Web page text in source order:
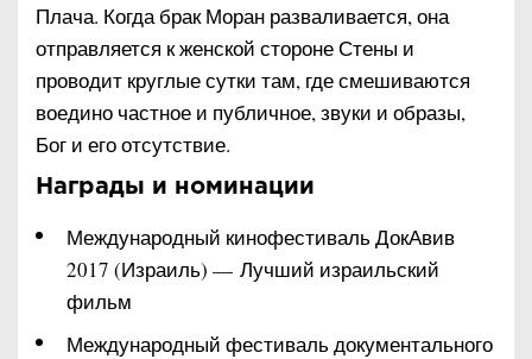
Плача. Когда брак Моран разваливается, она
отправляется к женской стороне Стены и
проводит круглые сутки там, где смешиваются
воедино частное и публичное, звуки и образы,
Бог и его отсутствие.
Награды и номинации
Международный кинофестиваль ДокАвив
2017 (Израиль) — Лучший израильский
фильм
Международный фестиваль документального